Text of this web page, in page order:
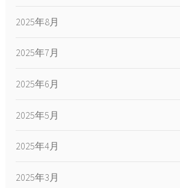
2025年8月
2025年7月
2025年6月
2025年5月
2025年4月
2025年3月